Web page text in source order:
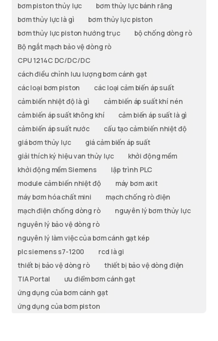
bơm piston thủy lực
bơm thủy lực bánh răng
bơm thủy lực là gì
bơm thủy lực piston
bơm thủy lực piston hướng trục
bộ chống dòng rò
Bộ ngắt mạch bảo vệ dòng rò
CPU 1214C DC/DC/DC
cách điều chỉnh lưu lượng bơm cánh gạt
các loại bơm piston
các loại cảm biến áp suất
cảm biến nhiệt độ là gì
cảm biến áp suất khí nén
cảm biến áp suất không khí
cảm biến áp suất là gì
cảm biến áp suất nước
cấu tạo cảm biến nhiệt độ
giá bơm thủy lực
giá cảm biến áp suất
giải thích ký hiệu van thủy lực
khởi động mềm
khởi động mềm Siemens
lập trình PLC
module cảm biến nhiệt độ
máy bơm axit
máy bơm hóa chất mini
mạch chống rò điện
mạch điện chống dòng rò
nguyên lý bơm thủy lực
nguyên lý bảo vệ dòng rò
nguyên lý làm việc của bơm cánh gạt kép
plc siemens s7-1200
rcd là gi
thiết bị bảo vệ dòng rò
thiết bị bảo vệ dòng điện
TIA Portal
ưu điểm bơm cánh gạt
ứng dụng của bơm cánh gạt
ứng dụng của bơm piston